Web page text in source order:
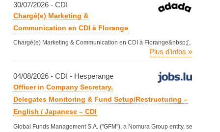
30/07/2026 - CDI
Chargé(e) Marketing &
Communication en CDI à Florange
Chargé(e) Marketing & Communication en CDI à Florange&nbsp;[...]
Plus d'infos »
04/08/2026 - CDI - Hesperange
Officer in Company Secretary,
Delegates Monitoring & Fund Setup/Restructuring –
English / Japanese – CDI
Global Funds Management S.A. ("GFM"), a Nomura Group entity, serves as